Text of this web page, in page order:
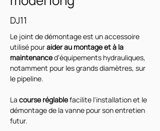
DJ11
Le joint de démontage est un accessoire
utilisé pour aider au montage et à la
maintenance d'équipements hydrauliques,
notamment pour les grands diamètres, sur
le pipeline.
La course réglable facilite l'installation et le
démontage de la vanne pour son entretien
futur.